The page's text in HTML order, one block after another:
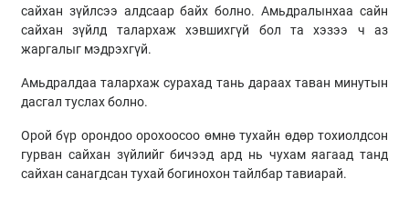
сайхан зүйлсээ алдсаар байх болно. Амьдралынхаа сайн
сайхан зүйлд талархаж хэвшихгүй бол та хэзээ ч аз
жаргалыг мэдрэхгүй.
Амьдралдаа талархаж сурахад тань дараах таван минутын
дасгал туслах болно.
Орой бүр орондоо орохоосоо өмнө тухайн өдөр тохиолдсон
гурван сайхан зүйлийг бичээд ард нь чухам яагаад танд
сайхан санагдсан тухай богинохон тайлбар тавиарай.